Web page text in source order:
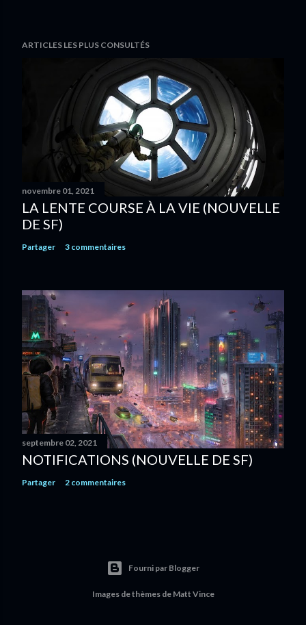
ARTICLES LES PLUS CONSULTÉS
novembre 01, 2021
LA LENTE COURSE À LA VIE (NOUVELLE
DE SF)
Partager 3 commentaires
septembre 02, 2021
NOTIFICATIONS (NOUVELLE DE SF)
Partager 2 commentaires
Fourni par Blogger
Images de thèmes de Matt Vince